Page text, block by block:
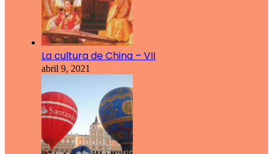
La cultura de China – VII
abril 9, 2021